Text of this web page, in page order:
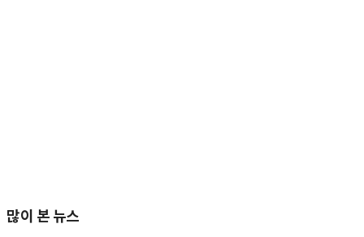
많이 본 뉴스